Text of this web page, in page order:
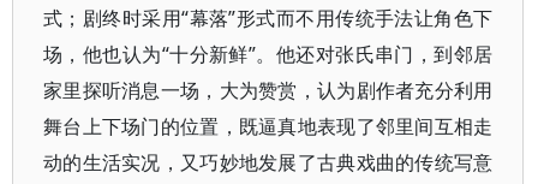
式；剧终时采用“幕落”形式而不用传统手法让角色下
场，他也认为“十分新鲜”。他还对张氏串门，到邻居
家里探听消息一场，大为赞赏，认为剧作者充分利用
舞台上下场门的位置，既逼真地表现了邻里间互相走
动的生活实况，又巧妙地发展了古典戏曲的传统写意